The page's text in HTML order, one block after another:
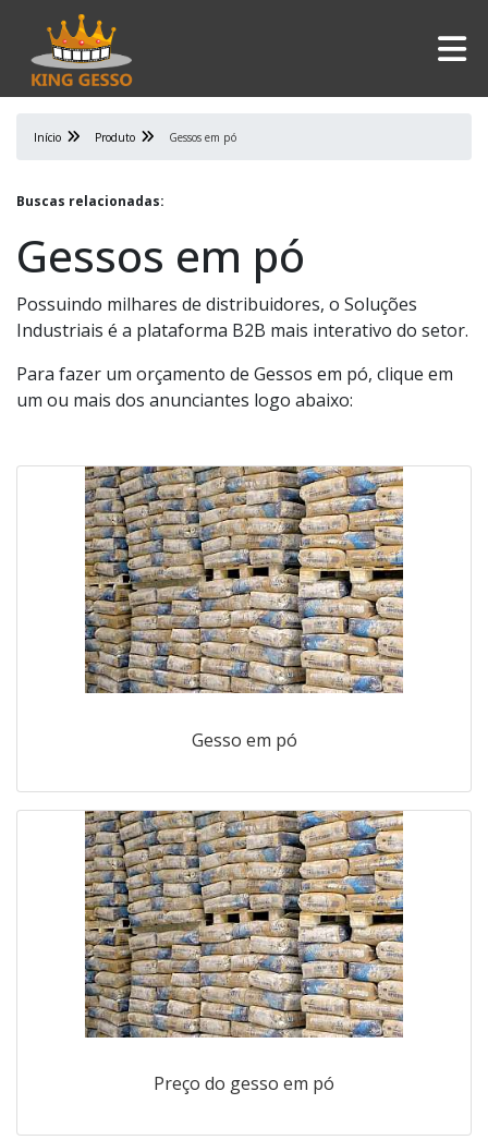
Início Produto Gessos em pó
Buscas relacionadas:
Gessos em pó
Possuindo milhares de distribuidores, o Soluções
Industriais é a plataforma B2B mais interativo do setor.
Para fazer um orçamento de Gessos em pó, clique em
um ou mais dos anunciantes logo abaixo:
Gesso em pó
Preço do gesso em pó